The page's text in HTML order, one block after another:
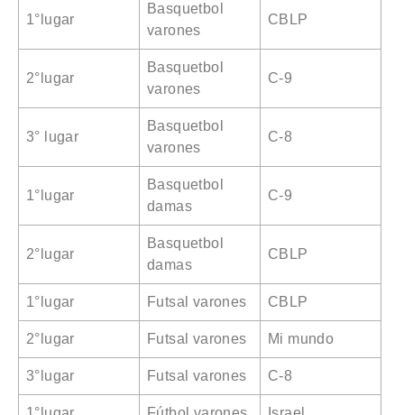
1°lugar
Basquetbol
varones
CBLP
2°lugar
Basquetbol
varones
C-9
3° lugar
Basquetbol
varones
C-8
1°lugar
Basquetbol
damas
C-9
2°lugar
Basquetbol
damas
CBLP
1°lugar Futsal varones CBLP
2°lugar Futsal varones Mi mundo
3°lugar Futsal varones C-8